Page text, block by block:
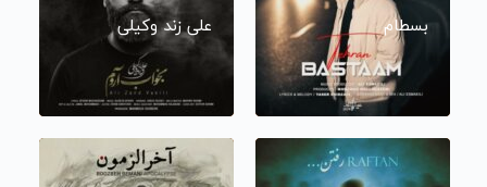
بسطام علی زند وکیلی